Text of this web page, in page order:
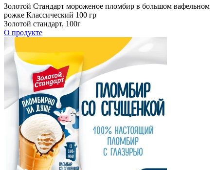
Золотой Стандарт мороженое пломбир в большом вафельном
рожке Классический 100 гр
Золотой стандарт, 100г
О продукте